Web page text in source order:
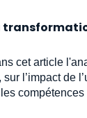
cet article
sur l’impact de